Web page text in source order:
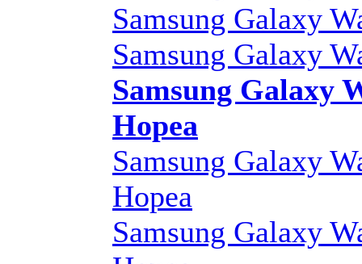
Samsung Galaxy
Samsung Galaxy
Samsung Galaxy
Hopea
Samsung Galaxy
Hopea
Samsung Galaxy